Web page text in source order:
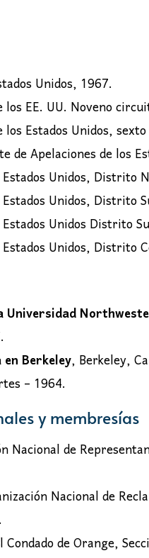
Unidos, 1967.
EE. UU. Noveno
Estados Unidos,
de Apelaciones de los
Unidos, Distrito
Unidos, Distrito
Unidos Distrito
Unidos, Distrito
Universidad
Berkeley, Berkeley,
– 1964.
y membresías
Nacional de
Nacional de
de Orange,